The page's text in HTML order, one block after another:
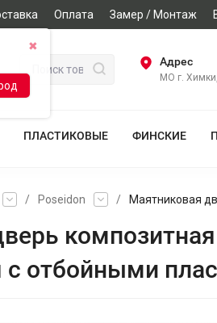
✖
Оплата Замер / Монтаж
Адрес
МО г.
ПЛАСТИКОВЫЕ ФИНСКИЕ
/ Poseidon / Маятниковая
с отбойными